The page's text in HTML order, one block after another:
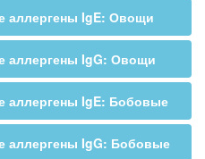
аллергены IgE: Овощи
аллергены IgG: Овощи
аллергены IgE: Бобовые
аллергены IgG: Бобовые